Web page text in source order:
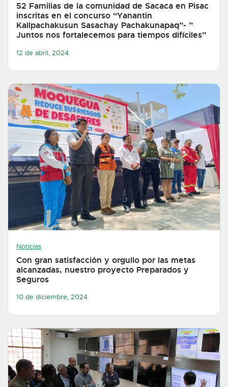
52 Familias de la comunidad de Sacaca en Pisac
inscritas en el concurso “Yanantin
Kallpachakusun Sasachay Pachakunapaq”- ”
Juntos nos fortalecemos para tiempos difíciles”
12 de abril, 2024
Noticias
Con gran satisfacción y orgullo por las metas
alcanzadas, nuestro proyecto Preparados y
Seguros
10 de diciembre, 2024